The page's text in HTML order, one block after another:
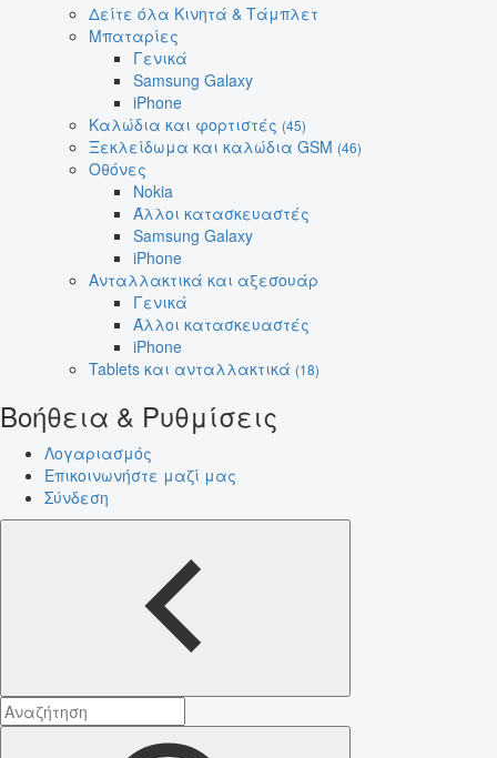
Δείτε όλα Κινητά & Τάμπλετ
Μπαταρίες
Γενικά
Samsung Galaxy
iPhone
Καλώδια και φορτιστές (45)
Ξεκλείδωμα και καλώδια GSM (46)
Οθόνες
Nokia
Άλλοι κατασκευαστές
Samsung Galaxy
iPhone
Ανταλλακτικά και αξεσουάρ
Γενικά
Άλλοι κατασκευαστές
iPhone
Tablets και ανταλλακτικά (18)
Βοήθεια & Ρυθμίσεις
Λογαριασμός
Επικοινωνήστε μαζί μας
Σύνδεση